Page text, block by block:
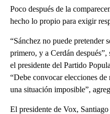
Poco después de la
hecho lo propio para exigir
“Sánchez no puede pretender
primero, y a Cerdán
el presidente del Partido
“Debe convocar elecciones de
una situación imposible”,
El presidente de Vox,